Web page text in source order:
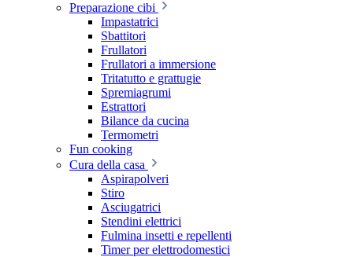
Preparazione cibi
Impastatrici
Sbattitori
Frullatori
Frullatori a immersione
Tritatutto e grattugie
Spremiagrumi
Estrattori
Bilance da cucina
Termometri
Fun cooking
Cura della casa
Aspirapolveri
Stiro
Asciugatrici
Stendini elettrici
Fulmina insetti e repellenti
Timer per elettrodomestici